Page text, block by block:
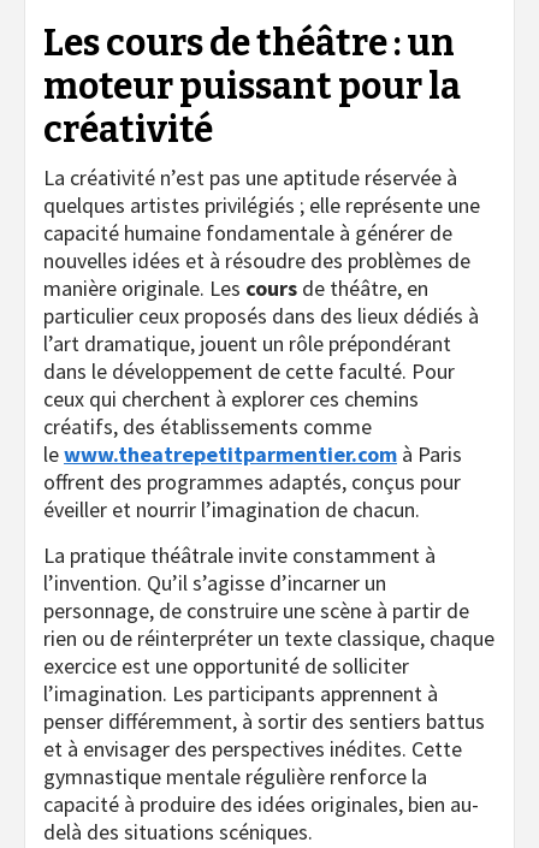
Les cours de théâtre : un
moteur puissant pour la
créativité
La créativité n’est pas une aptitude réservée à
quelques artistes privilégiés ; elle représente une
capacité humaine fondamentale à générer de
nouvelles idées et à résoudre des problèmes de
manière originale. Les cours de théâtre, en
particulier ceux proposés dans des lieux dédiés à
l’art dramatique, jouent un rôle prépondérant
dans le développement de cette faculté. Pour
ceux qui cherchent à explorer ces chemins
créatifs, des établissements comme
lewww.theatrepetitparmentier.com à Paris
offrent des programmes adaptés, conçus pour
éveiller et nourrir l’imagination de chacun.
La pratique théâtrale invite constamment à
l’invention. Qu’il s’agisse d’incarner un
personnage, de construire une scène à partir de
rien ou de réinterpréter un texte classique, chaque
exercice est une opportunité de solliciter
l’imagination. Les participants apprennent à
penser différemment, à sortir des sentiers battus
et à envisager des perspectives inédites. Cette
gymnastique mentale régulière renforce la
capacité à produire des idées originales, bien au-
delà des situations scéniques.